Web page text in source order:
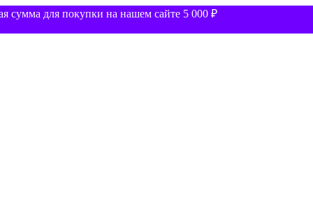
сумма для покупки на нашем сайте 5 000 ₽